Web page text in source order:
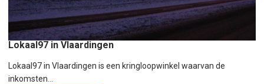
Lokaal97 in Vlaardingen
Lokaal97 in Vlaardingen is een kringloopwinkel waarvan de
inkomsten...